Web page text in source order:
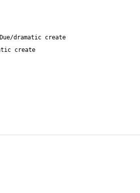
Due/dramatic create
create